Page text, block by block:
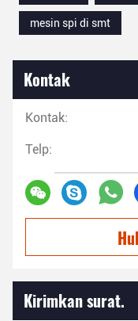
mesin spi di smt
Kontak
Kontak:
Telp:
Kirimkan surat.